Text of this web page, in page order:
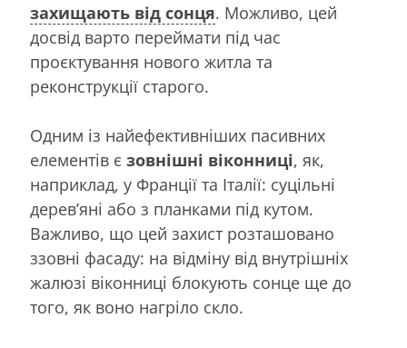
захищають від сонця. Можливо, цей
досвід варто переймати під час
проєктування нового житла та
реконструкції старого.
Одним із найефективніших пасивних
елементів є зовнішні віконниці, як,
наприклад, у Франції та Італії: суцільні
дерев’яні або з планками під кутом.
Важливо, що цей захист розташовано
ззовні фасаду: на відміну від внутрішніх
жалюзі віконниці блокують сонце ще до
того, як воно нагріло скло.